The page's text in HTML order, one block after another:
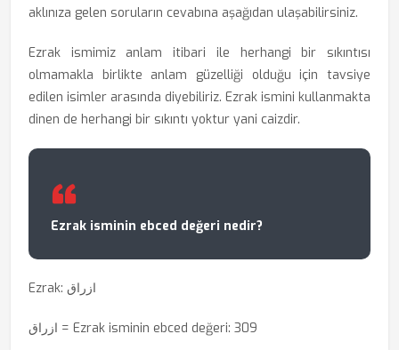
aklınıza gelen soruların cevabına aşağıdan ulaşabilirsiniz.
Ezrak ismimiz anlam itibari ile herhangi bir sıkıntısı
olmamakla birlikte anlam güzelliği olduğu için tavsiye
edilen isimler arasında diyebiliriz. Ezrak ismini kullanmakta
dinen de herhangi bir sıkıntı yoktur yani caizdir.
Ezrak isminin ebced değeri nedir?
Ezrak: ازراق
ازراق = Ezrak isminin ebced değeri: 309